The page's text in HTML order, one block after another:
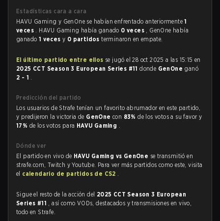
Estadísticas cara a cara
HAVU Gaming y GenOne se habían enfrentado anteriormente1
veces . HAVU Gaming había ganado 0 veces , GenOne había
ganado 1 vecesy 0 partidosterminaron en empate.
El último partido entre ellos se jugó el 28 oct 2025 a las 15:15 en
2025 CCT Season 3 European Series #11donde GenOne ganó
2 - 1 .
Predicción del partido
Los usuarios de Strafe tenían un favorito abrumador en este partido,
y predijeron la victoria de GenOnecon 83%de los votos a su favor y
17% de los votos para HAVU Gaming .
Dónde ver
El partido en vivo de HAVU Gaming vs GenOne se transmitió en
strafe.com, Twitch y Youtube. Para ver más partidos como este, visita
el calendario de partidos de CS2 .
Sigue el resto de la acción del 2025 CCT Season 3 European
Series #11 , así como VODs, destacados y transmisiones en vivo,
todo en Strafe.